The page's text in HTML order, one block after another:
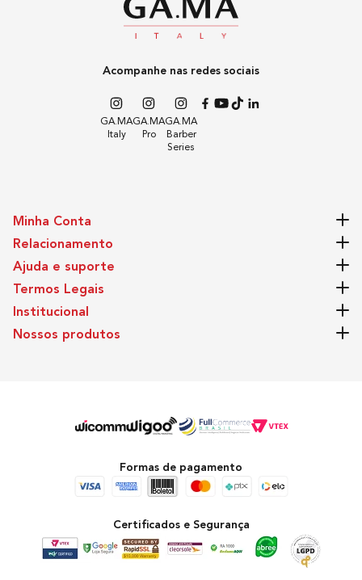
Acompanhe nas redes sociais
GA.MA
Italy
GA.MA
Pro
GA.MA
Barber
Series
Minha Conta
Relacionamento
Ajuda e suporte
Termos Legais
Institucional
Nossos produtos
Formas de pagamento
Certificados e Segurança